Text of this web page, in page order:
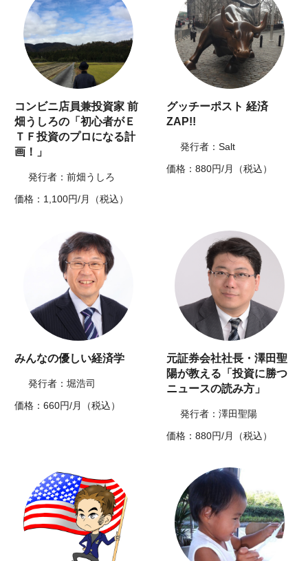
コンビニ店員兼投資家 前
畑うしろの「初心者がＥ
ＴＦ投資のプロになる計
画！」
発行者：前畑うしろ
価格：1,100円/月（税込）
グッチーポスト 経済
ZAP!!
発行者：Salt
価格：880円/月（税込）
みんなの優しい経済学
発行者：堀浩司
価格：660円/月（税込）
元証券会社社長・澤田聖
陽が教える「投資に勝つ
ニュースの読み方」
発行者：澤田聖陽
価格：880円/月（税込）